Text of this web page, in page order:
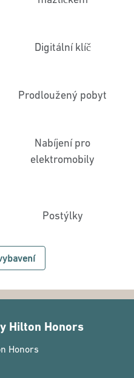
Digitální klíč
Prodloužený pobyt
Nabíjení pro
elektromobily
Postýlky
Hilton Honors
Honors